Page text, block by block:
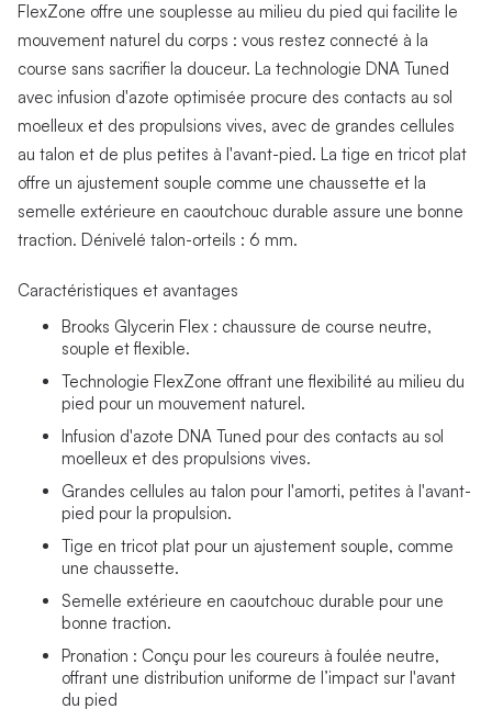
FlexZone offre une souplesse au milieu du pied qui facilite le
mouvement naturel du corps : vous restez connecté à la
course sans sacrifier la douceur. La technologie DNA Tuned
avec infusion d'azote optimisée procure des contacts au sol
moelleux et des propulsions vives, avec de grandes cellules
au talon et de plus petites à l'avant-pied. La tige en tricot plat
offre un ajustement souple comme une chaussette et la
semelle extérieure en caoutchouc durable assure une bonne
traction. Dénivelé talon-orteils : 6 mm.
Caractéristiques et avantages
Brooks Glycerin Flex : chaussure de course neutre,
souple et flexible.
Technologie FlexZone offrant une flexibilité au milieu du
pied pour un mouvement naturel.
Infusion d'azote DNA Tuned pour des contacts au sol
moelleux et des propulsions vives.
Grandes cellules au talon pour l'amorti, petites à l'avant-
pied pour la propulsion.
Tige en tricot plat pour un ajustement souple, comme
une chaussette.
Semelle extérieure en caoutchouc durable pour une
bonne traction.
Pronation : Conçu pour les coureurs à foulée neutre,
offrant une distribution uniforme de l’impact sur l'avant
du pied